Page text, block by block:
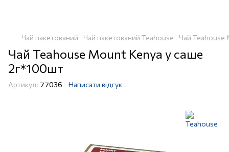
Чай пакетований Чай пакетований Teahouse Чай Teahouse
Чай Teahouse Mount Kenya у саше
2г*100шт
Артикул: 77036 Написати відгук